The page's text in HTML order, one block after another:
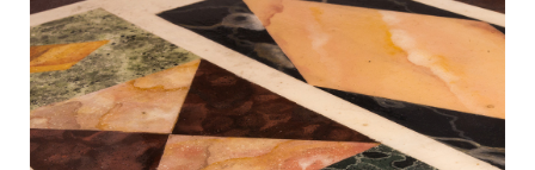
Finto Marmo